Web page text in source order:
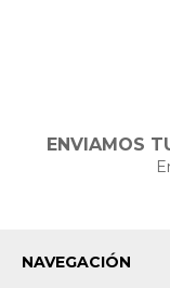
ENVIAMOS
NAVEGACIÓN